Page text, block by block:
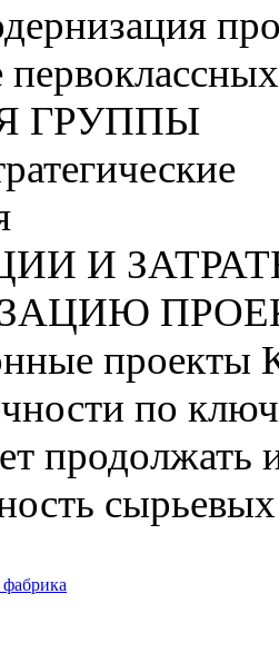
ГРУППЫ
И
проекты
по
продолжать
фабрика